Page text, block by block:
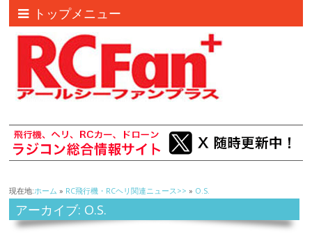
トップメニュー
現在地:ホーム » RC飛行機・RCヘリ関連ニュース>> » O.S.
アーカイブ: O.S.